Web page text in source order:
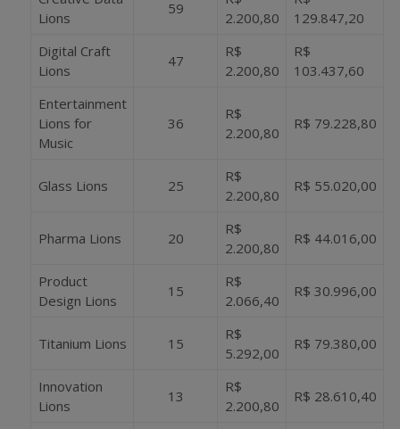
Lions
59
2.200,80
129.847,20
Digital Craft
Lions
47
R$
2.200,80
R$
103.437,60
Entertainment
Lions for
Music
36
R$
2.200,80
R$ 79.228,80
Glass Lions 25
R$
2.200,80
R$ 55.020,00
Pharma Lions 20
R$
2.200,80
R$ 44.016,00
Product
Design Lions
15
R$
2.066,40
R$ 30.996,00
Titanium Lions 15
R$
5.292,00
R$ 79.380,00
Innovation
Lions
13
R$
2.200,80
R$ 28.610,40